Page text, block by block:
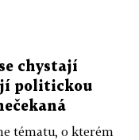
chystají
politickou
tématu, o kterém